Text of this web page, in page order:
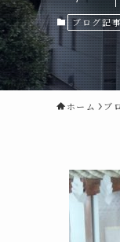
ブログ記
ホーム ブ